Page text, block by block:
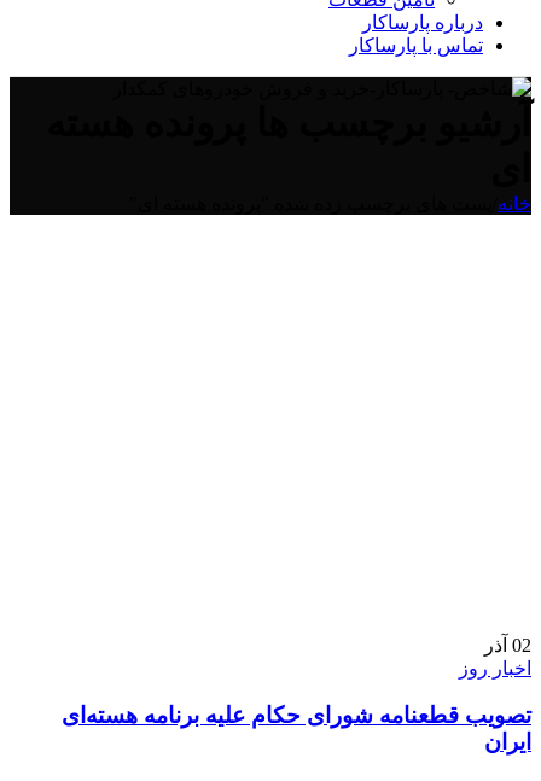
درباره پارساکار
تماس با پارساکار
خانه
02 آذر
اخبار روز
تصویب قطعنامه شورای حکام علیه برنامه هسته‌ای
ایران